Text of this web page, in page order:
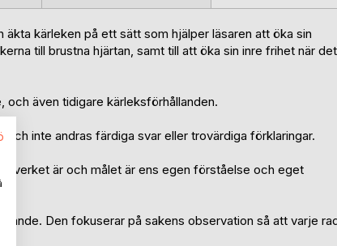
kärleken på ett sätt som hjälper läsaren att öka sin
till brustna hjärtan, samt till att öka sin inre frihet när det
även tidigare kärleksförhållanden.
inte andras färdiga svar eller trovärdiga förklaringar.
verket är och målet är ens egen förståelse och eget
Den fokuserar på sakens observation så att varje